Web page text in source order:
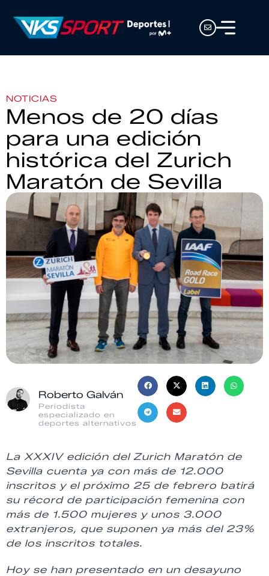
NOTICIAS
Menos de 20 días
para una edición
histórica del Zurich
Maratón de Sevilla
Roberto Galván
Periodista
especializado en
deportes alternativos
La XXXIV edición del Zurich Maratón de
Sevilla cuenta ya con más de 12.000
inscritos y el próximo 25 de febrero batirá
su récord de participación femenina con
más de 1.500 mujeres y unos 3.000
extranjeros, que suponen ya más del 23%
de los inscritos totales.
Hoy se han presentado en un desayuno